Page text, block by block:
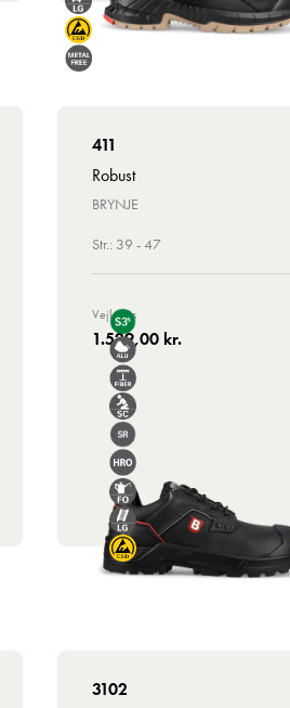
411
Robust
BRYNJE
Str.: 39 - 47
Vejl. Pris
1.529,00 kr.
3102